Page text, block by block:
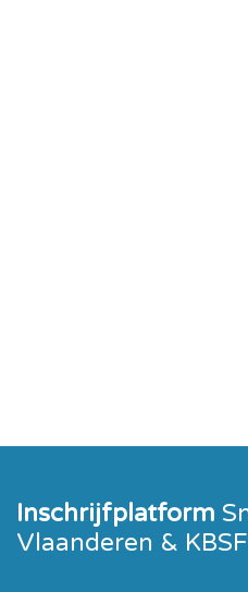
Inschrijfplatform
Vlaanderen & KBSF